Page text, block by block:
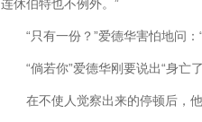
连休伯特也不例外。”
“只有一份？”爱德华害怕地问：“
“倘若你”爱德华刚要说出“身亡了
在不使人觉察出来的停顿后，他